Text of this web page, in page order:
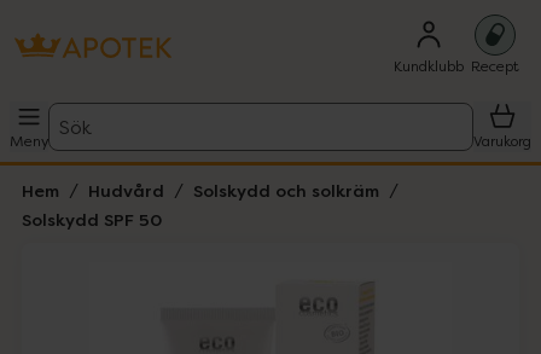
Kundklubb Recept
Meny
Sök
Varukorg
Hem Hudvård
Solskydd och solkräm
Solskydd SPF 50
Lista: . Innehåller 1 objekt.